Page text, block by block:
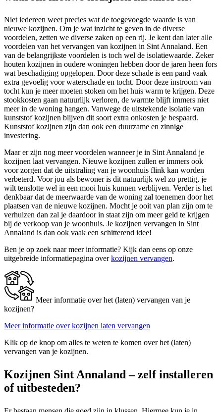
Niet iedereen weet precies wat de toegevoegde waarde is van
nieuwe kozijnen. Om je wat inzicht te geven in de diverse
voordelen, zetten we diverse zaken op een rij. Je kent dan later alle
voordelen van het vervangen van kozijnen in Sint Annaland. Een
van de belangrijkste voordelen is toch wel de isolatiewaarde. Zeker
houten kozijnen in oudere woningen hebben door de jaren heen fors
wat beschadiging opgelopen. Door deze schade is een pand vaak
extra gevoelig voor waterschade en tocht. Door deze instroom van
tocht kun je meer moeten stoken om het huis warm te krijgen. Deze
stookkosten gaan natuurlijk verloren, de warmte blijft immers niet
meer in de woning hangen. Vanwege de uitstekende isolatie van
kunststof kozijnen blijven dit soort extra onkosten je bespaard.
Kunststof kozijnen zijn dan ook een duurzame en zinnige
investering.
Maar er zijn nog meer voordelen wanneer je in Sint Annaland je
kozijnen laat vervangen. Nieuwe kozijnen zullen er immers ook
voor zorgen dat de uitstraling van je woonhuis flink kan worden
verbeterd. Voor jou als bewoner is dit natuurlijk wel zo prettig, je
wilt tenslotte wel in een mooi huis kunnen verblijven. Verder is het
denkbaar dat de meerwaarde van de woning zal toenemen door het
plaatsen van de nieuwe kozijnen. Mocht je ooit van plan zijn om te
verhuizen dan zal je daardoor in staat zijn om meer geld te krijgen
bij de verkoop van je woonhuis. Je kozijnen vervangen in Sint
Annaland is dan ook vaak een schitterend idee!
Ben je op zoek naar meer informatie? Kijk dan eens op onze
uitgebreide informatiepagina overkozijnen vervangen.
Meer informatie over het (laten) vervangen van je
kozijnen?
Meer informatie over kozijnen laten vervangen
Klik op de knop om alles te weten te komen over het (laten)
vervangen van je kozijnen.
Kozijnen Sint Annaland – zelf installeren
of uitbesteden?